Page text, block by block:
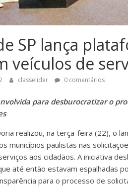
SP lança
veículos de
classelider 0 comentários
para desburocratizar o
realizou, na terça-feira (22), o
municípios paulistas nas
aos cidadãos. A iniciativa
até então estavam espalhadas
para o processo de